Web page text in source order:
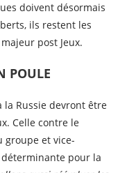
doivent désormais
ils restent les
post Jeux.
POULE
la Russie devront être
Celle contre le
groupe et vice-
déterminante pour la